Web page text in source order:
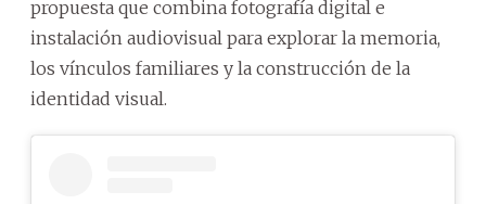
propuesta que combina fotografía digital e
instalación audiovisual para explorar la memoria,
los vínculos familiares y la construcción de la
identidad visual.